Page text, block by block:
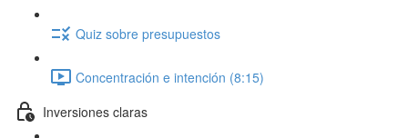
Quiz sobre presupuestos
Concentración e intención (8:15)
Inversiones claras